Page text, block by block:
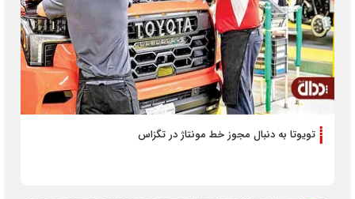
تویوتا به دنبال مجوز خط مونتاژ در تگزاس